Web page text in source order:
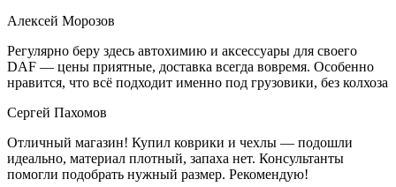
Алексей Морозов
Регулярно беру здесь автохимию и аксессуары для своего
DAF — цены приятные, доставка всегда вовремя. Особенно
нравится, что всё подходит именно под грузовики, без колхоза
Сергей Пахомов
Отличный магазин! Купил коврики и чехлы — подошли
идеально, материал плотный, запаха нет. Консультанты
помогли подобрать нужный размер. Рекомендую!